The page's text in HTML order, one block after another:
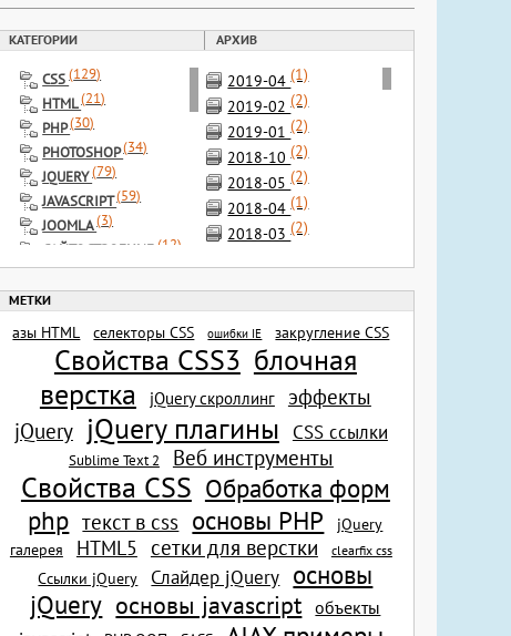
КАТЕГОРИИ АРХИВ
CSS(129)
HTML(21)
PHP(30)
PHOTOSHOP(34)
JQUERY(79)
JAVASCRIPT(59)
JOOMLA(3)
САЙТОСТРОЕНИЕ (12)
ИНСТРУМЕНТЫ(24)
РАЗНОЕ (5)
ФОТОСТОКИ (1)
ШРИФТЫ(2)
ИКОНКИ(7)
КИСТИ(2)
ILLUSTRATOR CS5
SEO( )
2019-04(1)
2019-02(2)
2019-01(2)
2018-10(2)
2018-05(2)
2018-04(1)
2018-03(2)
2017-11
2017-09(1)
2017-08(1)
(1)
2017-04(2)
2017-03
(7)
2017-02(1)
2017-01(2)
2016-11(4)
2016-09(1)
2016-08 (1)
2016-07 (2)
2016-06(1)
азы HTML селекторы CSS ошибки IE закругление CSS
Свойства CSS3 блочная
верстка
jQuery скроллинг
эффекты
jQuery jQuery плагины CSS ссылки
Sublime Text 2 Веб инструменты
Свойства CSS Обработка форм
php текст в css основы PHP
jQuery
галерея
HTML5 сетки для верстки clearfix css
Ссылки jQuery Слайдер jQuery основы
jQuery основы javascript объекты